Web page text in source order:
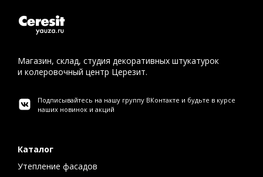
Магазин, склад, студия декоративных штукатурок
и колеровочный центр Церезит.
Подписывайтесь на нашу группу ВКонтакте и будьте в курсе
наших новинок и акций
Каталог
Утепление фасадов